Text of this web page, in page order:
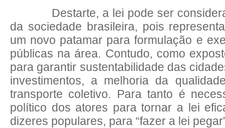
Destarte, a lei pode ser
da sociedade brasileira, pois
um novo patamar para formulação e
públicas na área. Contudo, como
para garantir sustentabilidade das
investimentos, a melhoria da
transporte coletivo. Para tanto é
político dos atores para tornar a lei
dizeres populares, para “fazer a lei